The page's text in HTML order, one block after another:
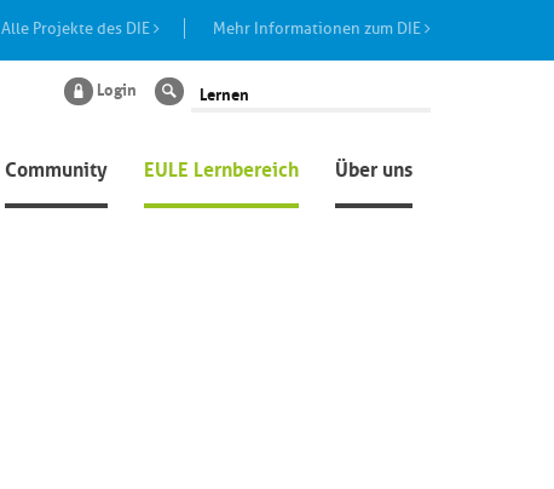
Alle Projekte des DIE Mehr Informationen zum DIE
Community EULE Lernbereich Über uns
Login Suche